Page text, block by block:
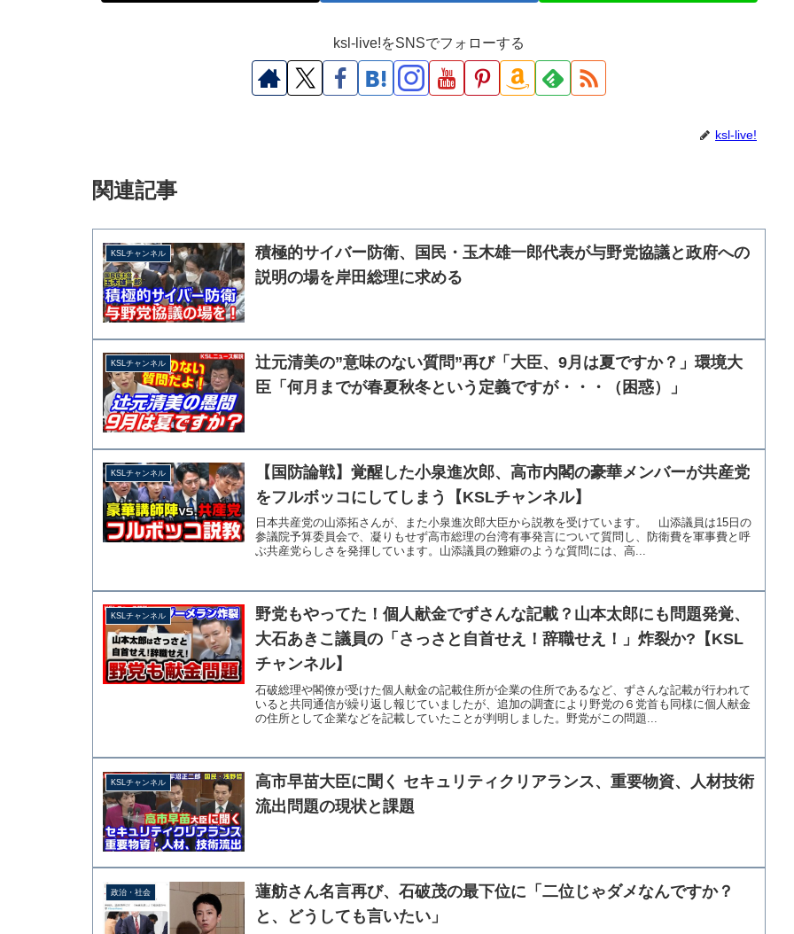
ksl-live!をSNSでフォローする
ksl-live!
関連記事
KSLチャンネル
積極的サイバー防衛、国民・玉木雄一郎代表が与野党協議と政府への
説明の場を岸田総理に求める
KSLチャンネル
辻元清美の”意味のない質問”再び「大臣、9月は夏ですか？」環境大
臣「何月までが春夏秋冬という定義ですが・・・（困惑）」
KSLチャンネル
【国防論戦】覚醒した小泉進次郎、高市内閣の豪華メンバーが共産党
をフルボッコにしてしまう【KSLチャンネル】
日本共産党の山添拓さんが、また小泉進次郎大臣から説教を受けています。 山添議員は15日の
参議院予算委員会で、凝りもせず高市総理の台湾有事発言について質問し、防衛費を軍事費と呼
ぶ共産党らしさを発揮しています。山添議員の難癖のような質問には、高...
KSLチャンネル
野党もやってた！個人献金でずさんな記載？山本太郎にも問題発覚、
大石あきこ議員の「さっさと自首せえ！辞職せえ！」炸裂か?【KSL
チャンネル】
石破総理や閣僚が受けた個人献金の記載住所が企業の住所であるなど、ずさんな記載が行われて
いると共同通信が繰り返し報じていましたが、追加の調査により野党の６党首も同様に個人献金
の住所として企業などを記載していたことが判明しました。野党がこの問題...
KSLチャンネル
高市早苗大臣に聞く セキュリティクリアランス、重要物資、人材技術
流出問題の現状と課題
政治・社会
蓮舫さん名言再び、石破茂の最下位に「二位じゃダメなんですか？
と、どうしても言いたい」